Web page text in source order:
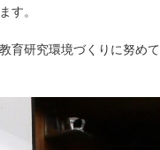
す。
育研究環境づくりに努めて